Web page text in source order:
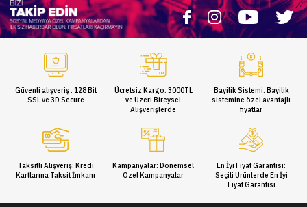
Güvenli alışveriş : 128 Bit
SSL ve 3D Secure
Ücretsiz Kargo: 3000TL
ve Üzeri Bireysel
Alışverişlerde
Bayilik Sistemi: Bayilik
sistemine özel avantajlı
fiyatlar
Taksitli Alışveriş: Kredi
Kartlarına Taksit İmkanı
Kampanyalar: Dönemsel
Özel Kampanyalar
En İyi Fiyat Garantisi:
Seçili Ürünlerde En İyi
Fiyat Garantisi